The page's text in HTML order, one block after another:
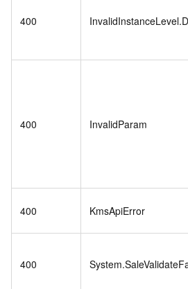
400
400 InvalidParam
400 KmsApiError
400